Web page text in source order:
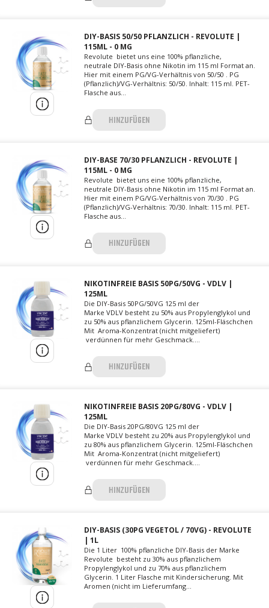
DIY-BASIS 50/50 PFLANZLICH - REVOLUTE |
115ML - 0 MG
Revolute bietet uns eine 100% pflanzliche,
neutrale DIY-Basis ohne Nikotin im 115 ml Format an.
Hier mit einem PG/VG-Verhältnis von 50/50 . PG
(Pflanzlich)/VG-Verhältnis: 50/50. Inhalt: 115 ml. PET-
Flasche aus...
HINZUFÜGEN
DIY-BASE 70/30 PFLANZLICH - REVOLUTE |
115ML - 0 MG
Revolute bietet uns eine 100% pflanzliche,
neutrale DIY-Basis ohne Nikotin im 115 ml Format an.
Hier mit einem PG/VG-Verhältnis von 70/30 . PG
(Pflanzlich)/VG-Verhältnis: 70/30. Inhalt: 115 ml. PET-
Flasche aus...
HINZUFÜGEN
NIKOTINFREIE BASIS 50PG/50VG - VDLV |
125ML
Die DIY-Basis 50PG/50VG 125 ml der
Marke VDLV besteht zu 50% aus Propylenglykol und
zu 50% aus pflanzlichem Glycerin. 125ml-Fläschchen
Mit Aroma-Konzentrat (nicht mitgeliefert)
verdünnen für mehr Geschmack....
HINZUFÜGEN
NIKOTINFREIE BASIS 20PG/80VG - VDLV |
125ML
Die DIY-Basis 20PG/80VG 125 ml der
Marke VDLV besteht zu 20% aus Propylenglykol und
zu 80% aus pflanzlichem Glycerin. 125ml-Fläschchen
Mit Aroma-Konzentrat (nicht mitgeliefert)
verdünnen für mehr Geschmack....
HINZUFÜGEN
DIY-BASIS (30PG VEGETOL / 70VG) - REVOLUTE
| 1L
Die 1 Liter 100% pflanzliche DIY-Basis der Marke
Revolute besteht zu 30% aus pflanzlichem
Propylenglykol und zu 70% aus pflanzlichem
Glycerin. 1 Liter Flasche mit Kindersicherung. Mit
Aromen (nicht im Lieferumfang...